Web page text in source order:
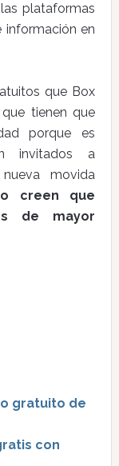
plataformas
información en
que Box
tienen que
porque es
invitados a
movida
creen que
de mayor
gratuito de
con